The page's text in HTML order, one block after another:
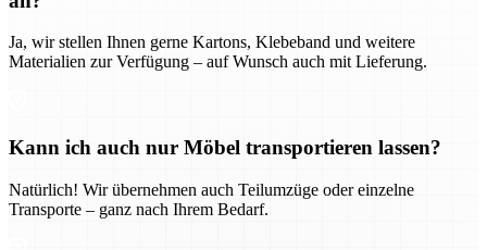
Ja, wir stellen Ihnen gerne Kartons, Klebeband und weitere
Materialien zur Verfügung – auf Wunsch auch mit Lieferung.
Kann ich auch nur Möbel transportieren lassen?
Natürlich! Wir übernehmen auch Teilumzüge oder einzelne
Transporte – ganz nach Ihrem Bedarf.